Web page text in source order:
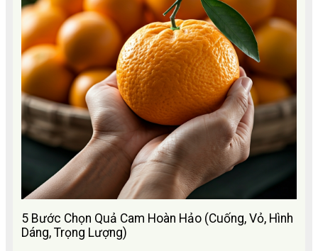
5 Bước Chọn Quả Cam Hoàn Hảo (Cuống, Vỏ, Hình
Dáng, Trọng Lượng)